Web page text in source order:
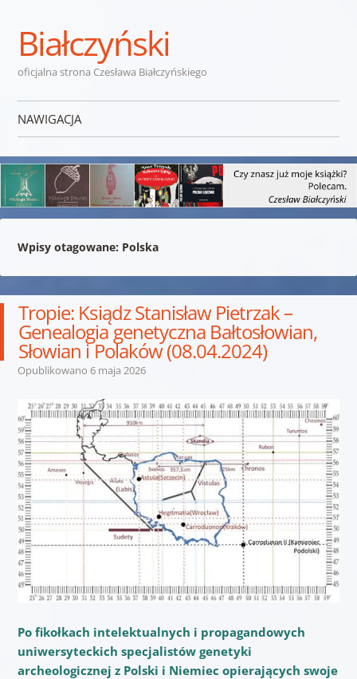
Białczyński
oficjalna strona Czesława Białczyńskiego
NAWIGACJA
Wpisy otagowane: Polska
Tropie: Ksiądz Stanisław Pietrzak –
Genealogia genetyczna Bałtosłowian,
Słowian i Polaków (08.04.2024)
Opublikowano 6 maja 2026
Po fikołkach intelektualnych i propagandowych
uniwersyteckich specjalistów genetyki
archeologicznej z Polski i Niemiec opierających swoje